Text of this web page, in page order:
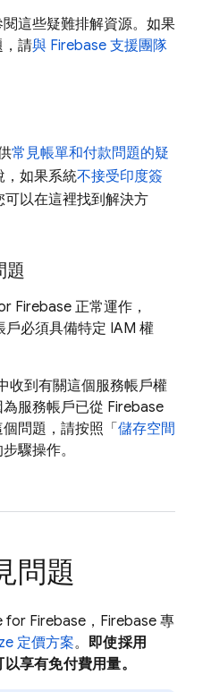
這些疑難排解資源。如果
，請與 Firebase 支援團隊
常見帳單和付款問題的疑
，如果系統不接受印度簽
可以在這裡找到解決方
題
Firebase 正常運作，
戶必須具備特定 IAM 權
收到有關這個服務帳戶權
服務帳戶已從 Firebase
問題，請按照「 儲存空間
驟操作。
問題
for Firebase ，Firebase 專
定價方案。 即使採用
享有免付費用量。